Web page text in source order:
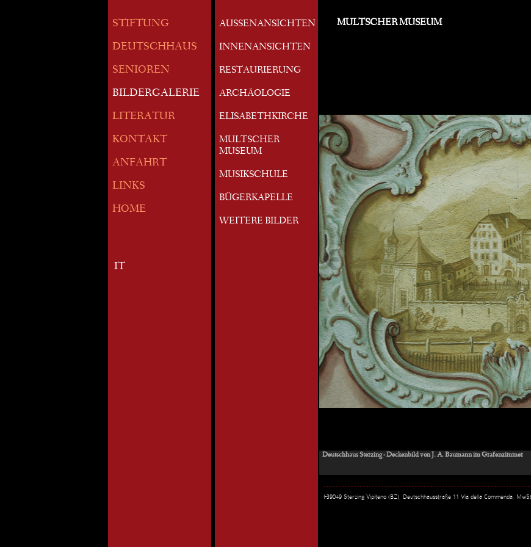
STIFTUNG
DEUTSCHHAUS
SENIOREN
BILDERGALERIE
LITERATUR
KONTAKT
ANFAHRT
LINKS
HOME
IT
AUSSENANSICHTEN
INNENANSICHTEN
RESTAURIERUNG
ARCHÄOLOGIE
ELISABETHKIRCHE
MULTSCHER
MUSEUM
MUSIKSCHULE
BÜGERKAPELLE
WEITERE BILDER
MULTSCHER MUSEUM
Deutschhaus Sterzing - Deckenbild von J. A. Baumann im Grafenzimmer
I-39049 Sterzing Vipiteno (BZ), Deutschhausstraße 11 Via della Commenda,